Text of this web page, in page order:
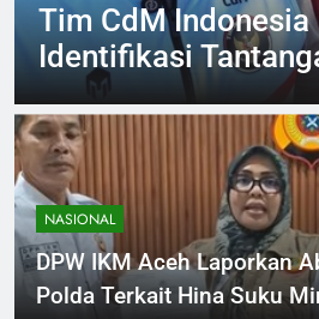
Banjir di Myanmar
Lebih dari 40.000
NASIONAL
DPW IKM Aceh Laporkan
Polda Terkait Hina Suku